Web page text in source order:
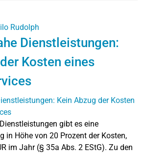
Rudolph
Dienstleistungen:
Kosten eines
gibt es eine
in Höhe von 20 Prozent der Kosten,
im Jahr (§ 35a Abs. 2 EStG). Zu den